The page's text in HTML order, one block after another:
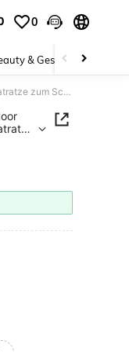
0
& Gesundheit
Aufblasbares geflocktes Camping-Matratze, Outdoor Zelt Schlafmatte, Einzelne faltbare aufblasbare Matratze zum Schlafen auf dem Boden, Verwendung Zuhause